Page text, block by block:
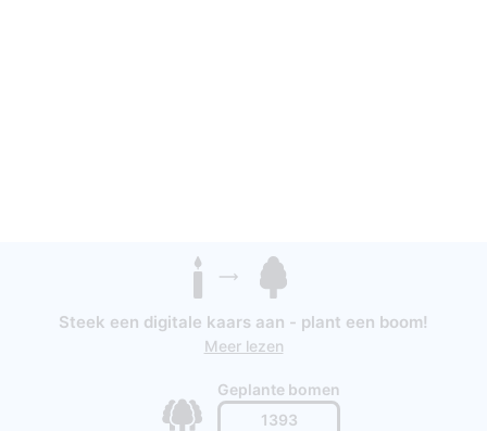
Steek een digitale kaars aan - plant een boom!
Meer lezen
Geplante bomen
1393